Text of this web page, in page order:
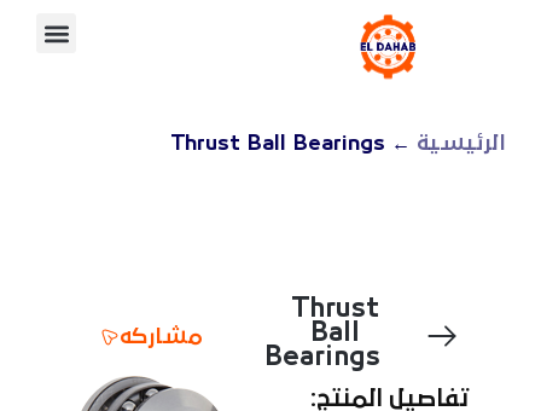
الرئيسية← Thrust Ball Bearings
Thrust
Bearings
تفاصيل المنتج:
مشاركه